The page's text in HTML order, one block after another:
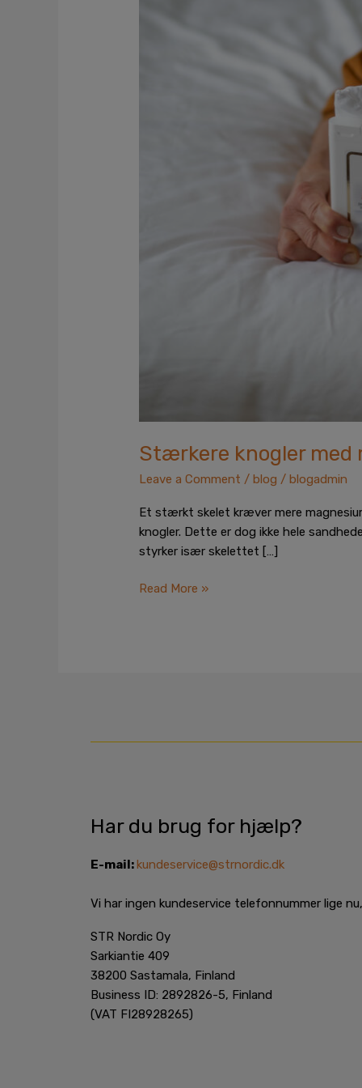
Stærkere knogler med
Leave a Comment /blog /blogadmin
Et stærkt skelet kræver mere
knogler. Dette er dog ikke hele
styrker især skelettet […]
Read More »
Har du brug for hjælp?
E-mail:kundeservice@strnordic.dk
Vi har ingen kundeservice telefonnummer lige
STR Nordic Oy
Sarkiantie 409
38200 Sastamala, Finland
Business ID: 2892826-5, Finland
(VAT FI28928265)